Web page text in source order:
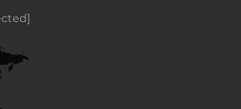
[email protected]